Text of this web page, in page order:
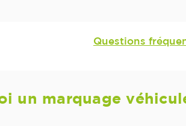
Questions
un marquage